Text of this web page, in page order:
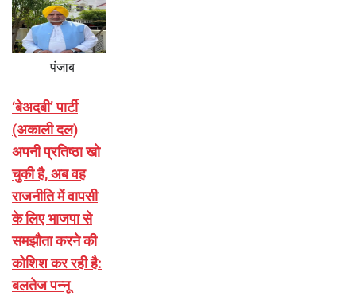
पंजाब
‘बेअदबी’ पार्टी
(अकाली दल)
अपनी प्रतिष्ठा खो
चुकी है, अब वह
राजनीति में वापसी
के लिए भाजपा से
समझौता करने की
कोशिश कर रही है:
बलतेज पन्नू